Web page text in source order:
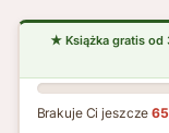
Brakuje Ci jeszcze65